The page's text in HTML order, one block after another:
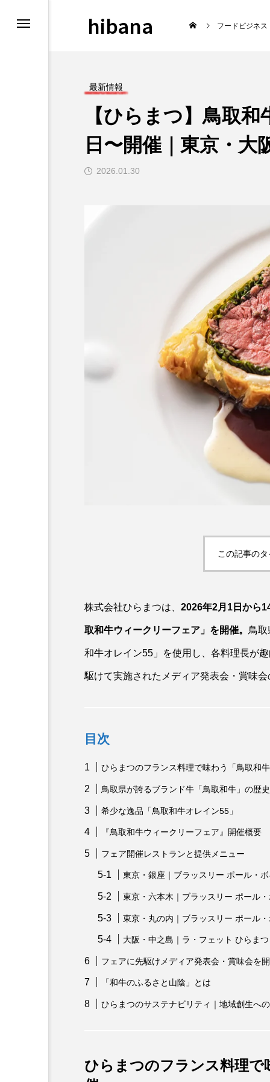
飲食マーケティン
【2026年最新】注目の飲
ンチャイズブランド特集｜
ら伸びるおすすめFC10選
2026.07.30
hibana フードビジネ
最新情報
【ひらまつ】鳥取
日〜開催｜東京・大
2026.01.30
この記事の
株式会社ひらまつは、 2026年2月1日から
取和牛ウィークリーフェア」を開催。 鳥
和牛オレイン55」を使用し、各料理長が
駆けて実施されたメディア発表会・賞味
目次
ひらまつのフランス料理で味わう「鳥取和
鳥取県が誇るブランド牛「鳥取和牛」の歴史
希少な逸品「鳥取和牛オレイン55」
『鳥取和牛ウィークリーフェア』開催概要
フェア開催レストランと提供メニュー
東京・銀座｜ブラッスリー ポール・
東京・六本木｜ブラッスリー ポール
東京・丸の内｜ブラッスリー ポール
大阪・中之島｜ラ・フェット ひらまつ
フェアに先駆けメディア発表会・賞味会を
「和牛のふるさと山陰」とは
ひらまつのサステナビリティ｜地域創生へ
ひらまつのフランス料理で